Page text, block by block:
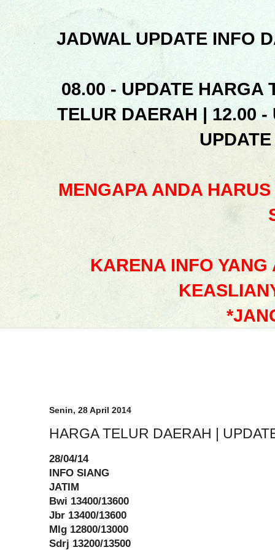
JADWAL UPDATE INFO
08.00 - UPDATE HARGA
TELUR DAERAH | 12.00
MENGAPA ANDA
KARENA INFO
Senin, 28 April 2014
HARGA TELUR DAERAH |
28/04/14
INFO SIANG
JATIM
Bwi 13400/13600
Jbr 13400/13600
Mlg 12800/13000
Sdrj 13200/13500